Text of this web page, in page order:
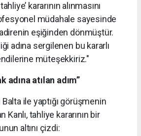
kararının alınmasını
müdahale sayesinde
eşiğinden dönmüştür.
adına sergilenen bu kararlı
müteşekkiriz."
adına atılan adım”
ile yaptığı görüşmenin
Kanlı, tahliye kararının bir
altını çizdi: